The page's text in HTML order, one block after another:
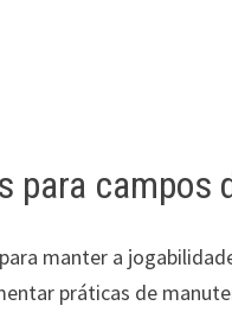
para campos
manter a
práticas de